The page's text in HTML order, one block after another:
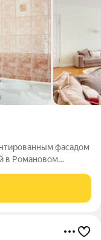
фасадом
в Романовом
решение